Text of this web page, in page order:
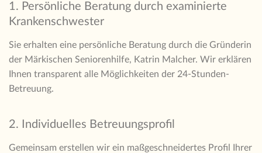
1. Persönliche Beratung durch examinierte
Krankenschwester
Sie erhalten eine persönliche Beratung durch die Gründerin
der Märkischen Seniorenhilfe, Katrin Malcher. Wir erklären
Ihnen transparent alle Möglichkeiten der 24-Stunden-
Betreuung.
2. Individuelles Betreuungsprofil
Gemeinsam erstellen wir ein maßgeschneidertes Profil Ihrer